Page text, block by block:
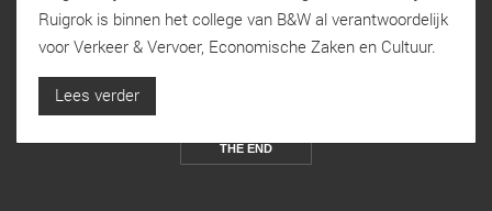
Ruigrok is binnen het college van B&W al verantwoordelijk
voor Verkeer & Vervoer, Economische Zaken en Cultuur.
Lees verder
THE END